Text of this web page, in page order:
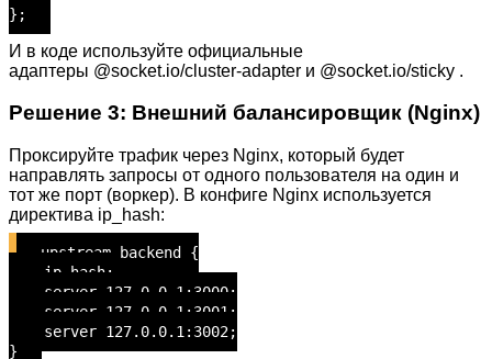
};
И в коде используйте официальные
адаптеры @socket.io/cluster-adapter и @socket.io/sticky .
Решение 3: Внешний балансировщик (Nginx)
Проксируйте трафик через Nginx, который будет
направлять запросы от одного пользователя на один и
тот же порт (воркер). В конфиге Nginx используется
директива ip_hash:
upstream backend {
ip_hash;
server 127.0.0.1:3000;
server 127.0.0.1:3001;
server 127.0.0.1:3002;
}